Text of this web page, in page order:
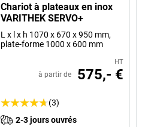
Chariot à plateaux en inox
VARITHEK SERVO+
L x l x h 1070 x 670 x 950 mm,
plate-forme 1000 x 600 mm
HT
à partir de 575,- €
(3)
2-3 jours ouvrés